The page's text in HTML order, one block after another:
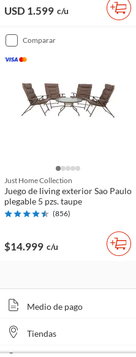
USD 1.599 c/u
comparar
Just Home Collection
Juego de living exterior Sao Paulo
plegable 5 pzs. taupe
(856)
$14.999 c/u
Medio de pago
Tiendas